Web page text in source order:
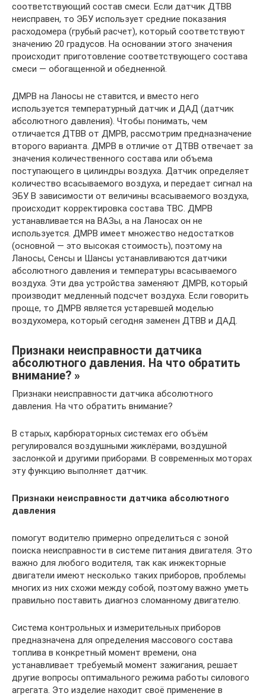
соответствующий состав смеси. Если датчик ДТВВ
неисправен, то ЭБУ использует средние показания
расходомера (грубый расчет), который соответствуют
значению 20 градусов. На основании этого значения
происходит приготовление соответствующего состава
смеси — обогащенной и обедненной.
ДМРВ на Ланосы не ставится, и вместо него
используется температурный датчик и ДАД (датчик
абсолютного давления). Чтобы понимать, чем
отличается ДТВВ от ДМРВ, рассмотрим предназначение
второго варианта. ДМРВ в отличие от ДТВВ отвечает за
значения количественного состава или объема
поступающего в цилиндры воздуха. Датчик определяет
количество всасываемого воздуха, и передает сигнал на
ЭБУ. В зависимости от величины всасываемого воздуха,
происходит корректировка состава ТВС. ДМРВ
устанавливается на ВАЗы, а на Ланосах он не
используется. ДМРВ имеет множество недостатков
(основной — это высокая стоимость), поэтому на
Ланосы, Сенсы и Шансы устанавливаются датчики
абсолютного давления и температуры всасываемого
воздуха. Эти два устройства заменяют ДМРВ, который
производит медленный подсчет воздуха. Если говорить
проще, то ДМРВ является устаревшей моделью
воздухомера, который сегодня заменен ДТВВ и ДАД.
Признаки неисправности датчика
абсолютного давления. На что обратить
внимание? »
Признаки неисправности датчика абсолютного
давления. На что обратить внимание?
В старых, карбюраторных системах его объём
регулировался воздушными жиклёрами, воздушной
заслонкой и другими приборами. В современных моторах
эту функцию выполняет датчик.
Признаки неисправности датчика абсолютного
давления
помогут водителю примерно определиться с зоной
поиска неисправности в системе питания двигателя. Это
важно для любого водителя, так как инжекторные
двигатели имеют несколько таких приборов, проблемы
многих из них схожи между собой, поэтому важно уметь
правильно поставить диагноз сломанному двигателю.
Система контрольных и измерительных приборов
предназначена для определения массового состава
топлива в конкретный момент времени, она
устанавливает требуемый момент зажигания, решает
другие вопросы оптимального режима работы силового
агрегата. Это изделие находит своё применение в